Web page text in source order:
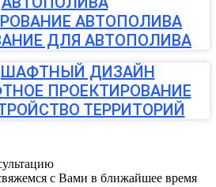
АВТОПОЛИВА
ДЛЯ АВТОПОЛИВА
ДИЗАЙН
ПРОЕКТИРОВАНИЕ
ТЕРРИТОРИЙ
с Вами в ближайшее время